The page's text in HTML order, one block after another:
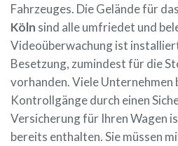
Fahrzeuges. Die Gelände für das
Köln sind alle umfriedet und
Videoüberwachung ist
Besetzung, zumindest für die
vorhanden. Viele
Kontrollgänge durch einen
Versicherung für Ihren Wagen
bereits enthalten. Sie müssen